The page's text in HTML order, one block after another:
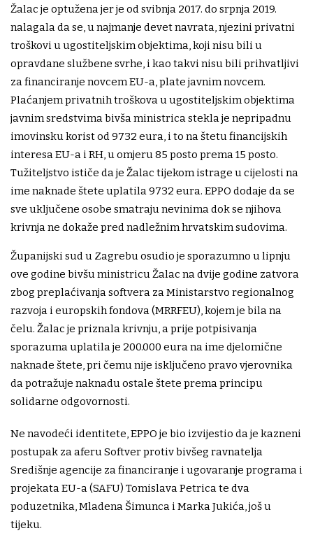
Žalac je optužena jer je od svibnja 2017. do srpnja 2019.
nalagala da se, u najmanje devet navrata, njezini privatni
troškovi u ugostiteljskim objektima, koji nisu bili u
opravdane službene svrhe, i kao takvi nisu bili prihvatljivi
za financiranje novcem EU-a, plate javnim novcem.
Plaćanjem privatnih troškova u ugostiteljskim objektima
javnim sredstvima bivša ministrica stekla je nepripadnu
imovinsku korist od 9732 eura, i to na štetu financijskih
interesa EU-a i RH, u omjeru 85 posto prema 15 posto.
Tužiteljstvo ističe da je Žalac tijekom istrage u cijelosti na
ime naknade štete uplatila 9732 eura. EPPO dodaje da se
sve uključene osobe smatraju nevinima dok se njihova
krivnja ne dokaže pred nadležnim hrvatskim sudovima.
Županijski sud u Zagrebu osudio je sporazumno u lipnju
ove godine bivšu ministricu Žalac na dvije godine zatvora
zbog preplaćivanja softvera za Ministarstvo regionalnog
razvoja i europskih fondova (MRRFEU), kojem je bila na
čelu. Žalac je priznala krivnju, a prije potpisivanja
sporazuma uplatila je 200.000 eura na ime djelomične
naknade štete, pri čemu nije isključeno pravo vjerovnika
da potražuje naknadu ostale štete prema principu
solidarne odgovornosti.
Ne navodeći identitete, EPPO je bio izvijestio da je kazneni
postupak za aferu Softver protiv bivšeg ravnatelja
Središnje agencije za financiranje i ugovaranje programa i
projekata EU-a (SAFU) Tomislava Petrica te dva
poduzetnika, Mladena Šimunca i Marka Jukića, još u
tijeku.